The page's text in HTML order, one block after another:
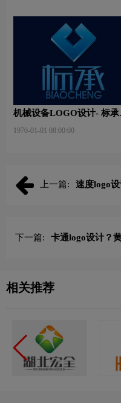
机械设备LOGO设计- 标承
1970-01-01 08:00:00
上一篇: 速度logo
下一篇: 卡通logo设计？
相关推荐